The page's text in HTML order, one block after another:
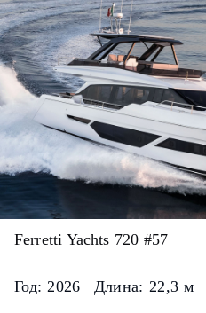
Ferretti Yachts 720 #57
Год: 2026 Длина: 22,3 м